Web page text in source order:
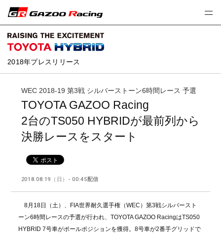
2018年プレスリリース
WEC 2018-19 第3戦 シルバーストーン6時間レース 予選
TOYOTA GAZOO Racing
2台のTS050 HYBRIDが最前列から
決勝レースをスタート
2018.08.19（日）- 00:45配信
8月18日（土）、FIA世界耐久選手権（WEC）第3戦シルバースト
ーン6時間レースの予選が行われ、TOYOTA GAZOO RacingはTS050
HYBRID 7号車がポールポジションを獲得。8号車が2番手グリッドで